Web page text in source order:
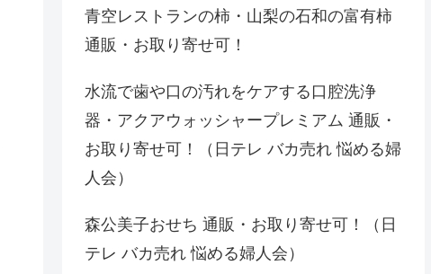
青空レストランの柿・山梨の石和の富有柿
通販・お取り寄せ可！
水流で歯や口の汚れをケアする口腔洗浄
器・アクアウォッシャープレミアム 通販・
お取り寄せ可！（日テレ バカ売れ 悩める婦
人会）
森公美子おせち 通販・お取り寄せ可！（日
テレ バカ売れ 悩める婦人会）